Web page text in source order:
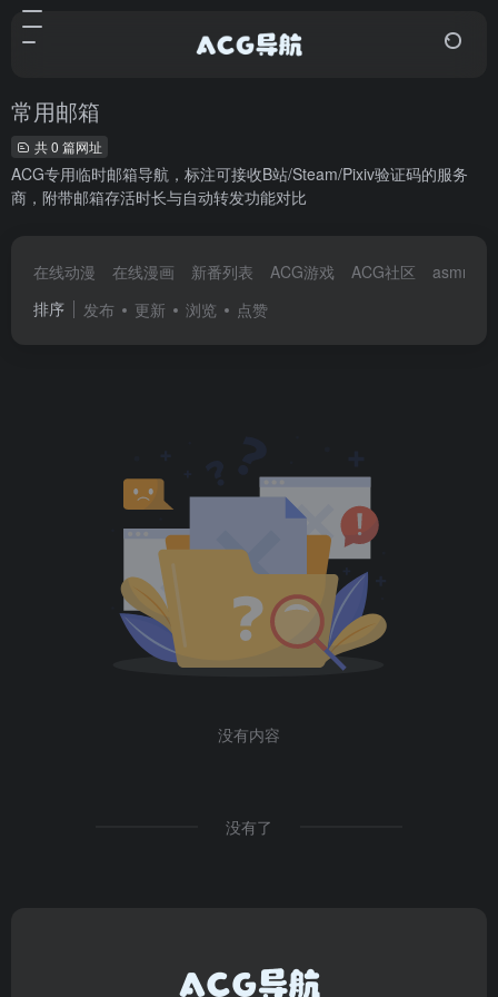
常用邮箱
共 0 篇网址
ACG专用临时邮箱导航，标注可接收B站/Steam/Pixiv验证码的服务
商，附带邮箱存活时长与自动转发功能对比
在线动漫 在线漫画 新番列表 ACG游戏 ACG社区
asmr音声
排序
发布 更新 浏览 点赞
没有内容
没有了